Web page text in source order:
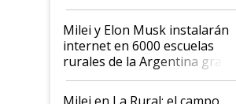
Milei y Elon Musk instalarán
internet en 6000 escuelas
rurales de la Argentina gracias
a un acuerdo con Starlink